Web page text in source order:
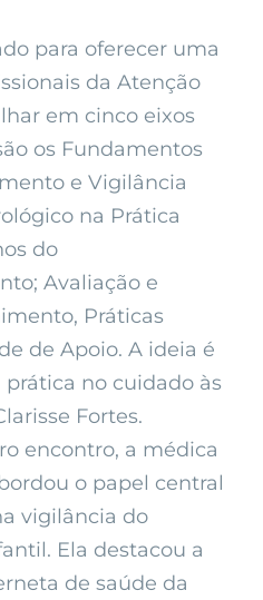
para oferecer uma
da Atenção
em cinco eixos
os Fundamentos
e Vigilância
na Prática
do
Avaliação e
Práticas
de Apoio. A ideia é
no cuidado às
Fortes.
encontro, a médica
o papel central
vigilância do
Ela destacou a
de saúde da